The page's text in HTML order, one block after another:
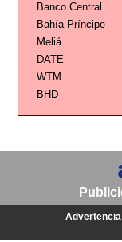
Banco Central
Bahía Príncipe
Meliá
DATE
WTM
BHD
Advertencia